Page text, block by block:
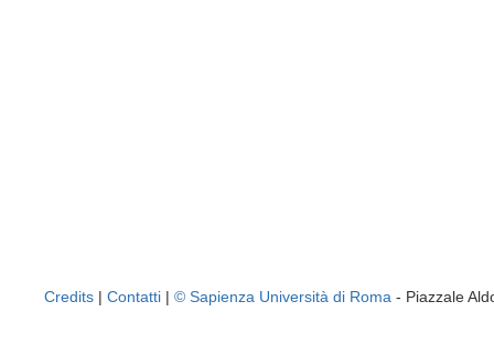
Credits | Contatti | © Sapienza Università di Roma - Piazzale